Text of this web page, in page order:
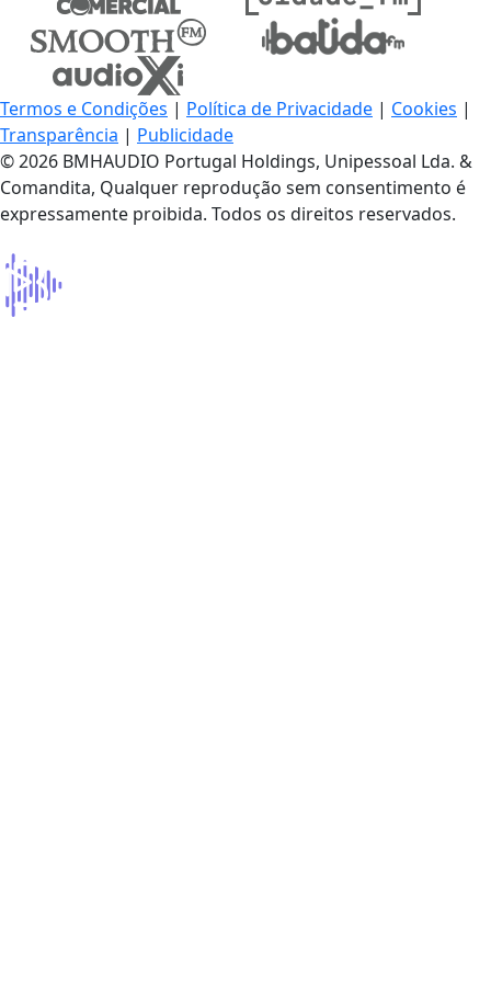
Termos e Condições | Política de Privacidade | Cookies |
Transparência | Publicidade
© 2026 BMHAUDIO Portugal Holdings, Unipessoal Lda. &
Comandita, Qualquer reprodução sem consentimento é
expressamente proibida. Todos os direitos reservados.